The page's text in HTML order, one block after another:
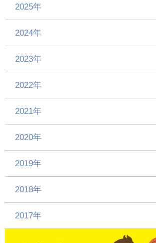
2025年
2024年
2023年
2022年
2021年
2020年
2019年
2018年
2017年